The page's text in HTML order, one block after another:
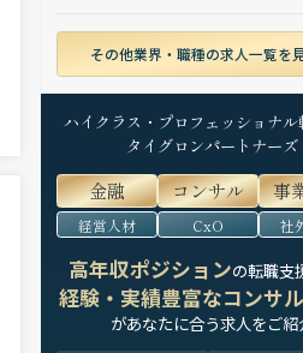
その他業界・職種の求人一覧を
ハイクラス・プロフェッショナル
タイグロンパートナーズ
金融 コンサル 事
経営人材 CxO 社
高年収ポジションの転職支
経験・実績豊富なコンサ
があなたに合う求人をご紹